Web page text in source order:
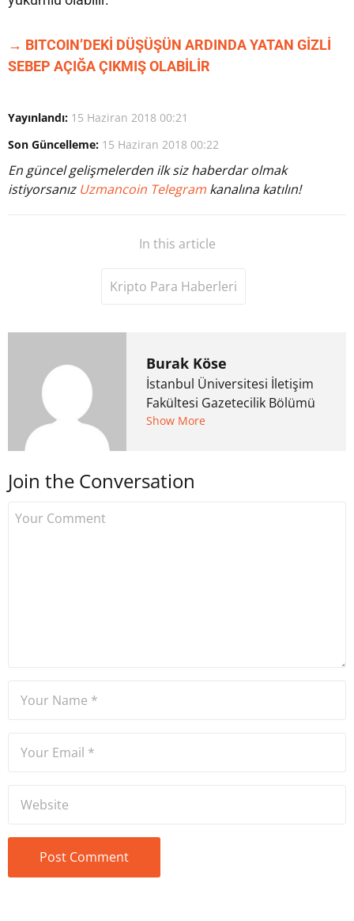
→ BITCOIN’DEKİ DÜŞÜŞÜN ARDINDA YATAN GİZLİ
SEBEP AÇIĞA ÇIKMIŞ OLABİLİR
Yayınlandı: 15 Haziran 2018 00:21
Son Güncelleme: 15 Haziran 2018 00:22
En güncel gelişmelerden ilk siz haberdar olmak
istiyorsanız Uzmancoin Telegram kanalına katılın!
In this article
Kripto Para Haberleri
Burak Köse
İstanbul Üniversitesi İletişim
Fakültesi Gazetecilik Bölümü
mezunu. 6 yıl ana akım
kurdu. 2017'nin Mayıs ayından
Show More
Join the Conversation